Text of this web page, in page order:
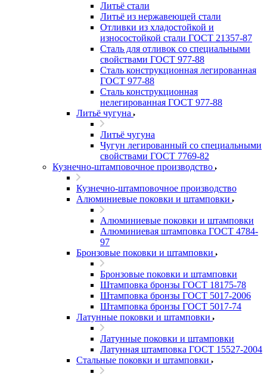
Литьё стали
Литьё из нержавеющей стали
Отливки из хладостойкой и
износостойкой стали ГОСТ 21357-87
Сталь для отливок со специальными
свойствами ГОСТ 977-88
Сталь конструкционная легированная
ГОСТ 977-88
Сталь конструкционная
нелегированная ГОСТ 977-88
Литьё чугуна
Литьё чугуна
Чугун легированный со специальными
свойствами ГОСТ 7769-82
Кузнечно-штамповочное производство
Кузнечно-штамповочное производство
Алюминиевые поковки и штамповки
Алюминиевые поковки и штамповки
Алюминиевая штамповка ГОСТ 4784-
97
Бронзовые поковки и штамповки
Бронзовые поковки и штамповки
Штамповка бронзы ГОСТ 18175-78
Штамповка бронзы ГОСТ 5017-2006
Штамповка бронзы ГОСТ 5017-74
Латунные поковки и штамповки
Латунные поковки и штамповки
Латунная штамповка ГОСТ 15527-2004
Стальные поковки и штамповки